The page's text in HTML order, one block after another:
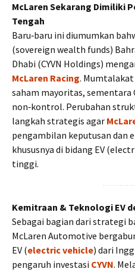
McLaren Sekarang Dimiliki
Tengah
Baru‑baru ini diumumkan
(sovereign wealth funds)
Dhabi (CYVN Holdings)
McLaren Racing.
saham mayoritas, sementara
non‑kontrol. Perubahan
langkah strategis agar
pengambilan keputusan dan
khususnya di bidang EV
tinggi.
Kemitraan & Teknologi EV
Sebagai bagian dari strategi
McLaren Automotive
EV (electric vehicle) dari
pengaruh investasi CYVN.